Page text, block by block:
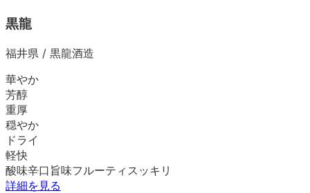
黒龍
福井県 / 黒龍酒造
華やか
芳醇
重厚
穏やか
ドライ
軽快
酸味辛口 旨味フルーティ スッキリ
詳細を見る